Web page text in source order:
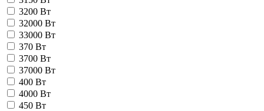
3200 Вт
32000 Вт
33000 Вт
370 Вт
3700 Вт
37000 Вт
400 Вт
4000 Вт
450 Вт